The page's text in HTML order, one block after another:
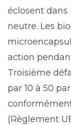
éclosent
neutre. Les
action
Troisième
par 10 à 50
(Règlement